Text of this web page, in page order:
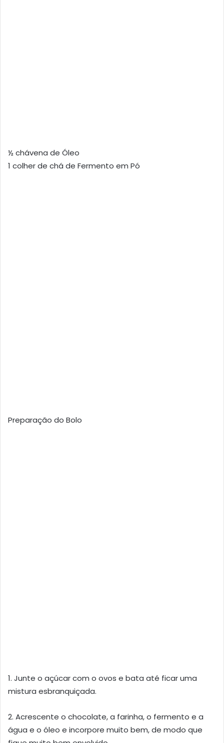
½ chávena de Óleo
1 colher de chá de Fermento em Pó
Preparação do Bolo
1. Junte o açúcar com o ovos e bata até ficar uma
mistura esbranquiçada.
2. Acrescente o chocolate, a farinha, o fermento e a
água e o óleo e incorpore muito bem, de modo que